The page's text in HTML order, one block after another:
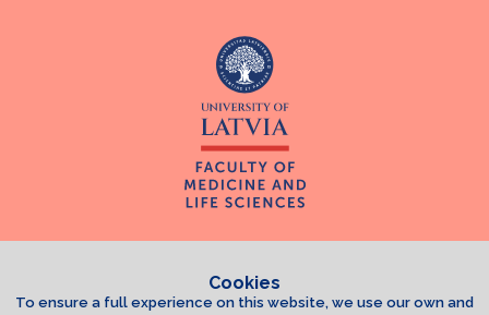
Cookies
To ensure a full experience on this website, we use our own and